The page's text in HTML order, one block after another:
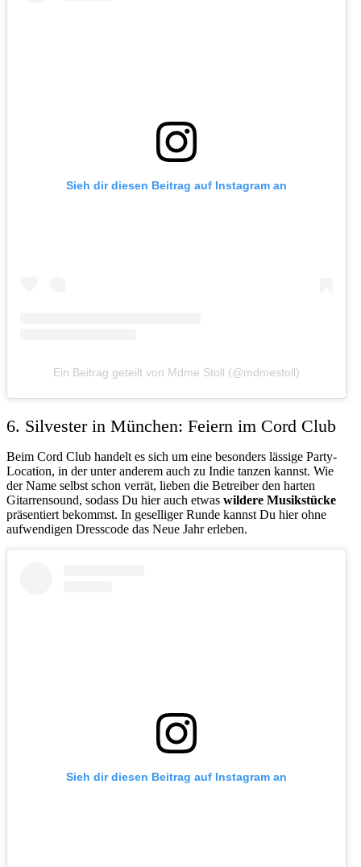
Sieh dir diesen Beitrag auf Instagram an
Ein Beitrag geteilt von Mdme Stoll (@mdmestoll)
6. Silvester in München: Feiern im Cord Club
Beim Cord Club handelt es sich um eine besonders lässige Party-
Location, in der unter anderem auch zu Indie tanzen kannst. Wie
der Name selbst schon verrät, lieben die Betreiber den harten
Gitarrensound, sodass Du hier auch etwas wildere Musikstücke
präsentiert bekommst. In geselliger Runde kannst Du hier ohne
aufwendigen Dresscode das Neue Jahr erleben.
Sieh dir diesen Beitrag auf Instagram an